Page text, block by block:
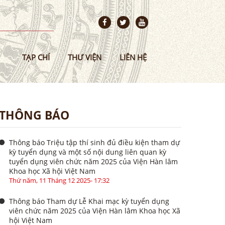
TẠP CHÍ THƯ VIỆN LIÊN HỆ
BÁO
Thông báo Triệu tập thí sinh đủ điều kiện tham dự
kỳ tuyển dụng và một số nội dung liên quan kỳ
tuyển dụng viên chức năm 2025 của Viện Hàn lâm
Khoa học Xã hội Việt Nam
Thứ năm, 11 Tháng 12 2025- 17:32
Thông báo Tham dự Lễ Khai mạc kỳ tuyển dụng
viên chức năm 2025 của Viện Hàn lâm Khoa học Xã
hội Việt Nam